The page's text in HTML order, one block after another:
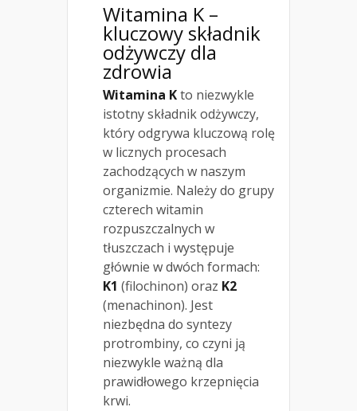
Witamina K –
kluczowy składnik
odżywczy dla
zdrowia
Witamina Kto niezwykle
istotny składnik odżywczy,
który odgrywa kluczową rolę
w licznych procesach
zachodzących w naszym
organizmie. Należy do grupy
czterech witamin
rozpuszczalnych w
tłuszczach i występuje
głównie w dwóch formach:
K1 (filochinon) oraz K2
(menachinon). Jest
niezbędna do syntezy
protrombiny, co czyni ją
niezwykle ważną dla
prawidłowego krzepnięcia
krwi.